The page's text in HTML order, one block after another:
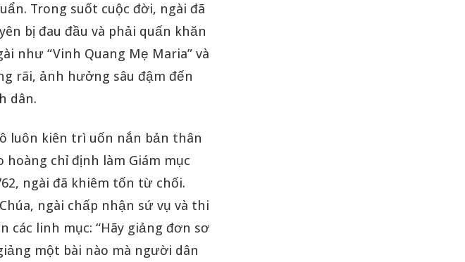
Trong suốt cuộc đời, ngài đã
bị đau đầu và phải quấn khăn
như “Vinh Quang Mẹ Maria” và
rãi, ảnh hưởng sâu đậm đến
dân.
luôn kiên trì uốn nắn bản thân
hoàng chỉ định làm Giám mục
ngài đã khiêm tốn từ chối.
ngài chấp nhận sứ vụ và thi
các linh mục: “Hãy giảng đơn sơ
một bài nào mà người dân